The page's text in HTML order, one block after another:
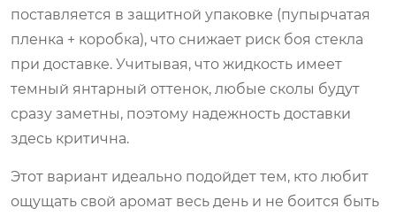
поставляется в защитной упаковке (пупырчатая
пленка + коробка), что снижает риск боя стекла
при доставке. Учитывая, что жидкость имеет
темный янтарный оттенок, любые сколы будут
сразу заметны, поэтому надежность доставки
здесь критична.
Этот вариант идеально подойдет тем, кто любит
ощущать свой аромат весь день и не боится быть